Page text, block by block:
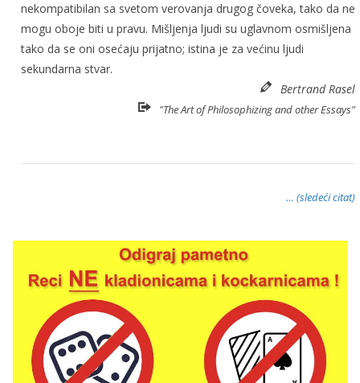
nekompatibilan sa svetom verovanja drugog čoveka, tako da ne
mogu oboje biti u pravu. Mišljenja ljudi su uglavnom osmišljena
tako da se oni osećaju prijatno; istina je za većinu ljudi
sekundarna stvar.
Bertrand Rasel
"The Art of Philosophizing and other Essays"
… (sledeći citat)